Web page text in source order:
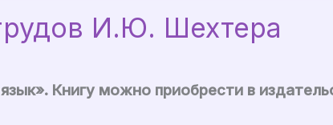
И.Ю. Шехтера
Книгу можно приобрести в